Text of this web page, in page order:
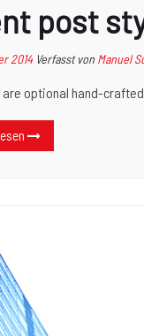
post
2014 Verfasst vonManuel
optional hand-